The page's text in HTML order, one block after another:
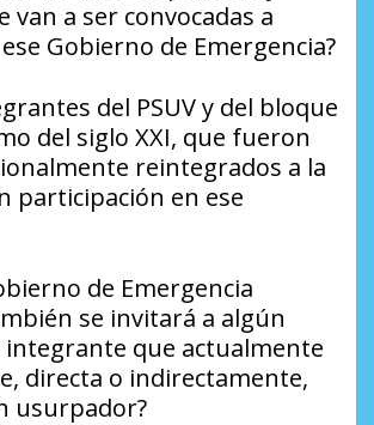
van a ser convocadas a
Gobierno de Emergencia?
del PSUV y del bloque
del siglo XXI, que fueron
reintegrados a la
participación en ese
de Emergencia
se invitará a algún
que actualmente
directa o indirectamente,
usurpador?